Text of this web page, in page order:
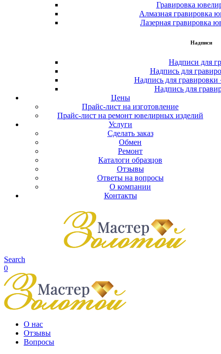
Гравировка
Алмазная гравировка
Лазерная гравировка
Надписи
Надписи для
Надпись для
Надпись для
Надпись для
Цены
Прайс-лист на изготовление
Прайс-лист на ремонт ювелирных изделий
Услуги
Сделать заказ
Обмен
Ремонт
Каталоги образцов
Отзывы
Ответы на вопросы
О компании
Контакты
Search
0
О нас
Отзывы
Вопросы